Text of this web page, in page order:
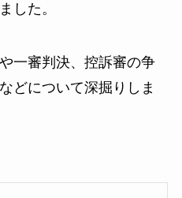
した。
一審判決、控訴審の争
どについて深掘りしま